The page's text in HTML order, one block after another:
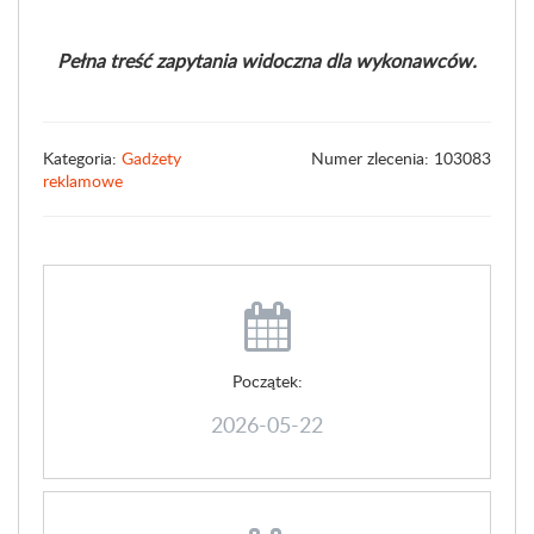
Pełna treść zapytania widoczna dla wykonawców.
Kategoria: Gadżety
reklamowe
Numer zlecenia: 103083
Początek:
2026-05-22